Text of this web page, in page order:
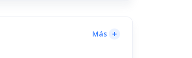
Más +